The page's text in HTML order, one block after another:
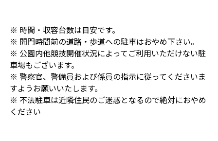
※ 時間・収容台数は目安です。
※ 開門時間前の道路・歩道への駐車はおやめ下さい。
※ 公園内他競技開催状況によってご利用いただけない駐
車場もございます。
※ 警察官、警備員および係員の指示に従ってくださいま
すようお願いいたします。
※ 不法駐車は近隣住民のご迷惑となるので絶対におやめ
ください